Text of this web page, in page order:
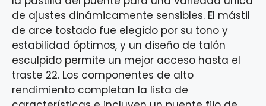
de ajustes dinámicamente sensibles. El mástil
de arce tostado fue elegido por su tono y
estabilidad óptimos, y un diseño de talón
esculpido permite un mejor acceso hasta el
traste 22. Los componentes de alto
rendimiento completan la lista de